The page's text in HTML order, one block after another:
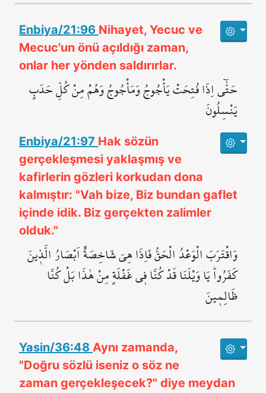
Enbiya/21:96 Nihayet, Yecuc ve
Mecuc'un önü açıldığı zaman,
onlar her yönden saldırırlar.
حَتّٰٓى اِذَا فُتِحَتْ يَأْجُوجُ وَمَأْجُوجُ وَهُمْ مِنْ كُلِّ حَدَبٍ
يَنْسِلُونَ
Enbiya/21:97 Hak sözün
gerçekleşmesi yaklaşmış ve
kafirlerin gözleri korkudan dona
kalmıştır: "Vah bize, Biz bundan gaflet
içinde idik. Biz gerçekten zalimler
olduk."
وَاقْتَرَبَ الْوَعْدُ الْحَقُّ فَاِذَا هِيَ شَاخِصَةٌ اَبْصَارُ الَّذ۪ينَ
كَفَرُواۜ يَا وَيْلَنَا قَدْ كُنَّا ف۪ي غَفْلَةٍ مِنْ هٰذَا بَلْ كُنَّا
ظَالِم۪ينَ
Yasin/36:48 Aynı zamanda,
"Doğru sözlü iseniz o söz ne
zaman gerçekleşecek?" diye meydan